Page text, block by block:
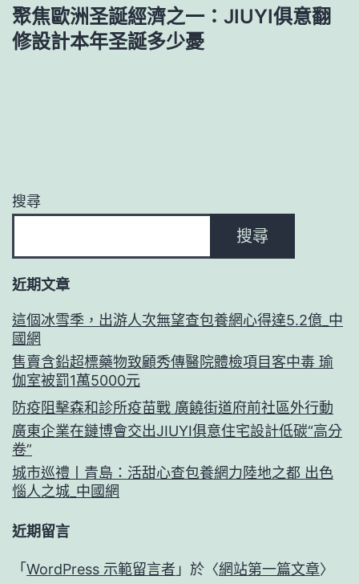
聚焦歐洲圣誕經濟之一：JIUYI俱意翻
修設計本年圣誕多少憂
搜尋
搜尋
近期文章
這個冰雪季，出游人次無望查包養網心得達5.2億_中
國網
售賣含鉛超標藥物致顧秀傳醫院體檢項目客中毒 瑜
伽室被罰1萬5000元
防疫阻擊森和診所疫苗戰 廣饒街道府前社區外行動
廣東企業在鏈博會交出JIUYI俱意住宅設計低碳“高分
卷”
城市巡禮丨青島：活甜心查包養網力陸地之都 出色
惱人之城_中國網
近期留言
「 WordPress 示範留言者 」於〈網站第一篇文章〉